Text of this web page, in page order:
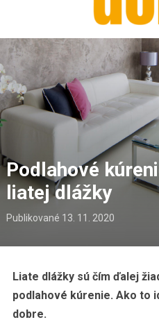
Podlahové
liatej dlážky
Publikované 13. 11. 2020
Liate dlážky sú čím ďalej
podlahové kúrenie. Ako to
dobre.